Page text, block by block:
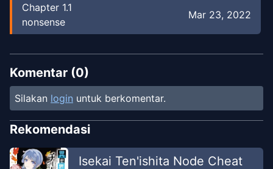
Chapter 1.1
nonsense
Mar 23, 2022
Komentar (0)
Silakan login untuk berkomentar.
Rekomendasi
Isekai Ten'ishita Node Cheat